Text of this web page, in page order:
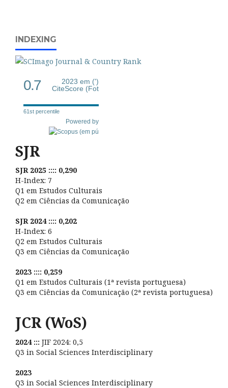
INDEXING
0.7
2023 em (')
CiteScore (Fot
61st percentile
Powered by
SJR
SJR 2025 :::: 0,290
H-Index: 7
Q1 em Estudos Culturais
Q2 em Ciências da Comunicação
SJR 2024 :::: 0,202
H-Index: 6
Q2 em Estudos Culturais
Q3 em Ciências da Comunicação
2023 :::: 0,259
Q1 em Estudos Culturais (1ª revista portuguesa)
Q3 em Ciências da Comunicação (2ª revista portuguesa)
JCR (WoS)
2024 ::: JIF 2024: 0,5
Q3 in Social Sciences Interdisciplinary
2023
Q3 in Social Sciences Interdisciplinary